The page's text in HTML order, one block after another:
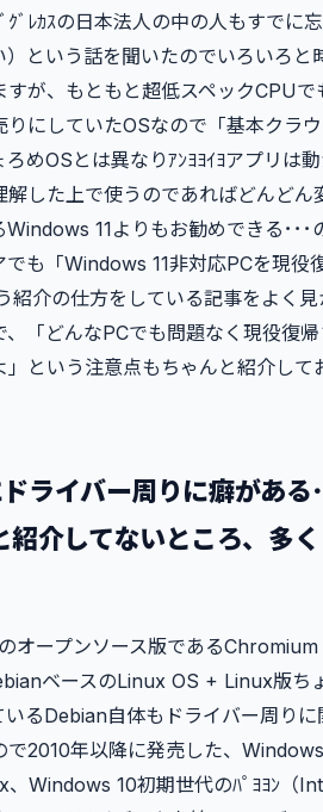
ｸﾞﾚｶｽの日本法人の中の人もすでに
）という話を聞いたのでいろいろと
すが、もともと超低スペックCPUで
りにしていたOSなので「基本クラ
めOSとは異なりｱﾝﾖﾖｲﾖアプリは
解した上で使うのであればどんどん
Windows 11よりもお勧めできる･･･
でも「Windows 11非対応PCを現役
紹介の仕方をしている記事をよく見
、「どんなPCでも問題なく現役復
」という注意点もちゃんと紹介して
ライバー周りに癖がある
紹介してないところ、多く
オープンソース版であるChromium
ベースのLinux OS + Linux版ち
いるDebian自体もドライバー周りに
で2010年以降に発売した、
Windows 10初期世代のﾊﾟﾖﾖﾝ（